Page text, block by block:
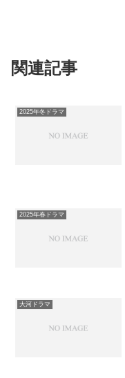
関連記事
2025年冬ドラマ
2025年春ドラマ
大河ドラマ